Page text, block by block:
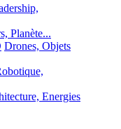
Planète...
Drones, Objets
Energies